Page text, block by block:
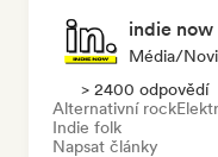
indie now
Média/
> 2400 odpovědí
Alternativní rock
Indie folk
Napsat články